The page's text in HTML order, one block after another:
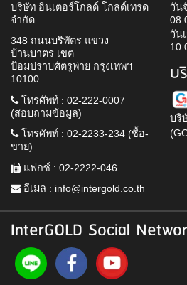
บริษัท อินเตอร์โกลด์ โกลด์เทรด
จำกัด
348 ถนนบริพัตร แขวง
บ้านบาตร เขต
ป้อมปราบศัตรูพ่าย กรุงเทพฯ
10100
โทรศัพท์ : 02-222-0007
(สอบถามข้อมูล)
โทรศัพท์ : 02-2233-234 (ซื้อ-
ขาย)
แฟกซ์ : 02-2222-046
อีเมล : info@intergold.co.th
วัน
วัน
บ
บริ
InterGOLD Social